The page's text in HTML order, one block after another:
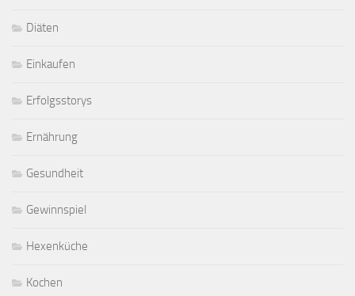
Diäten
Einkaufen
Erfolgsstorys
Ernährung
Gesundheit
Gewinnspiel
Hexenküche
Kochen